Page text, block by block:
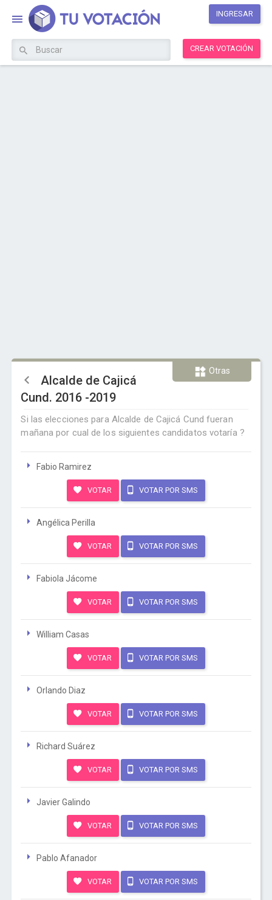
INGRESAR
CREAR VOTACIÓN
Otras
Alcalde de Cajicá
Cund. 2016 -2019
Si las elecciones para Alcalde de Cajicá Cund fueran
mañana por cual de los siguientes candidatos votaría ?
Fabio Ramirez
VOTAR VOTAR POR SMS
Angélica Perilla
VOTAR VOTAR POR SMS
Fabiola Jácome
VOTAR VOTAR POR SMS
William Casas
VOTAR VOTAR POR SMS
Orlando Diaz
VOTAR VOTAR POR SMS
Richard Suárez
VOTAR VOTAR POR SMS
Javier Galindo
VOTAR VOTAR POR SMS
Pablo Afanador
VOTAR VOTAR POR SMS